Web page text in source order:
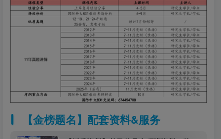
【金榜题名】配套资料&服务